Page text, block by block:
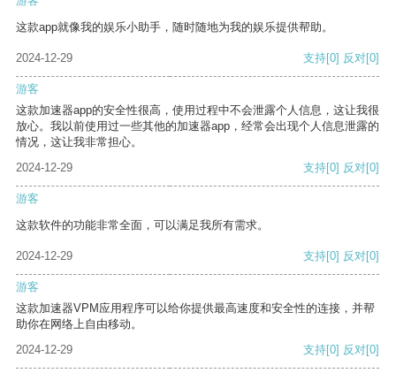
这款app就像我的娱乐小助手，随时随地为我的娱乐提供帮助。
2024-12-29 支持[0] 反对[0]
游客
这款加速器app的安全性很高，使用过程中不会泄露个人信息，这让我很
放心。我以前使用过一些其他的加速器app，经常会出现个人信息泄露的
情况，这让我非常担心。
2024-12-29
支持[0] 反对[0]
游客
这款软件的功能非常全面，可以满足我所有需求。
2024-12-29 支持[0] 反对[0]
游客
这款加速器VPM应用程序可以给你提供最高速度和安全性的连接，并帮
助你在网络上自由移动。
2024-12-29
支持[0] 反对[0]